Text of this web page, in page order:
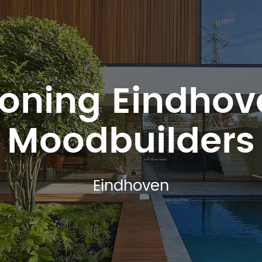
Moodbuilders
Eindhoven